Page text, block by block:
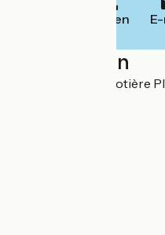
Bellen
Localisation
Camping La Chabotière